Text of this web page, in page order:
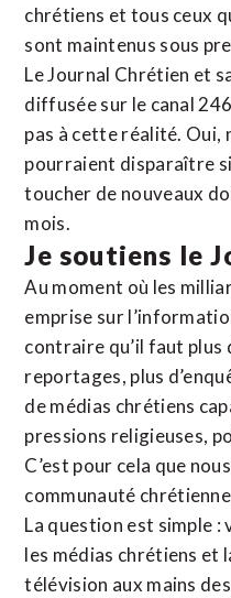
chrétiens et tous ceux
sont maintenus sous
Le Journal Chrétien et
diffusée sur le canal
pas à cette réalité. Oui,
pourraient disparaître
toucher de nouveaux
mois.
Je soutiens le
Au moment où les
emprise sur
contraire qu’il faut
reportages, plus
de médias chrétiens
pressions religieuses,
C’est pour cela que
communauté
La question est simple
les médias chrétiens et
télévision aux mains